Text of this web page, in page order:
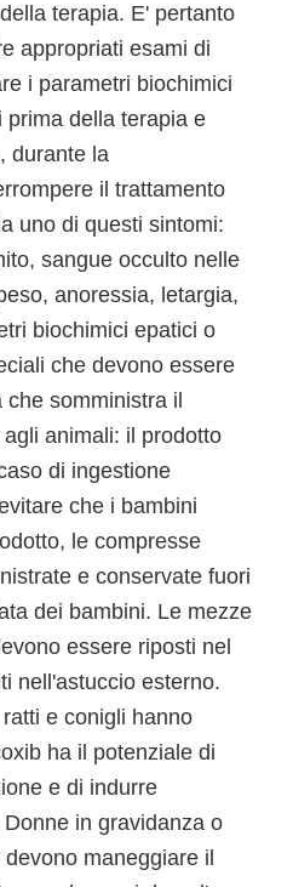
terapia. E' pertanto
appropriati esami di
i parametri biochimici
prima della terapia e
durante la
il trattamento
uno di questi sintomi:
sangue occulto nelle
anoressia, letargia,
biochimici epatici o
che devono essere
somministra il
animali: il prodotto
di ingestione
che i bambini
le compresse
e conservate fuori
dei bambini. Le mezze
essere riposti nel
nell'astuccio esterno.
e conigli hanno
ha il potenziale di
e di indurre
in gravidanza o
maneggiare il